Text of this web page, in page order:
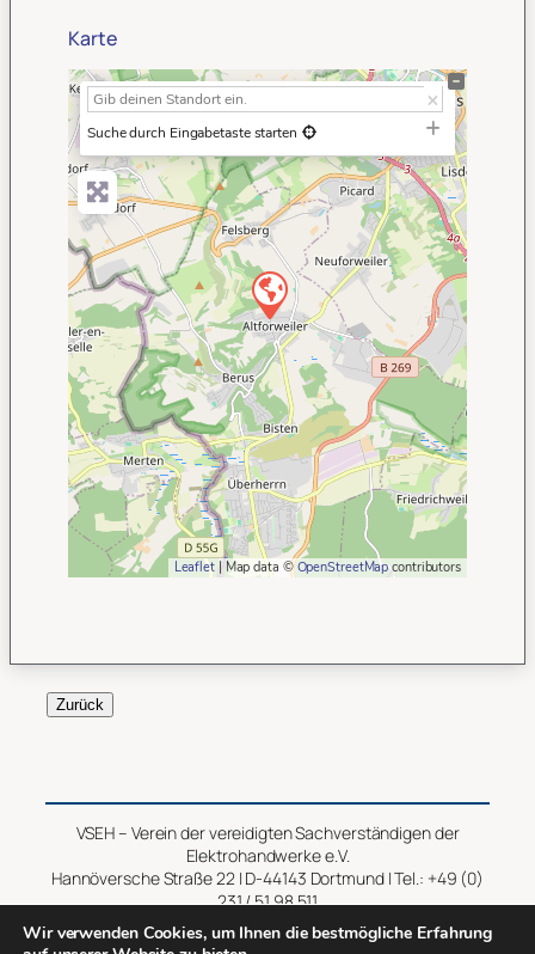
Karte
+
−
Suche durch Eingabetaste starten
Leaflet| Map data © OpenStreetMapcontributors
Zurück
VSEH – Verein der vereidigten Sachverständigen der
Elektrohandwerke e.V.
Hannöversche Straße 22 | D-44143 Dortmund | Tel.: +49 (0)
231 / 51 98 511
Impressum–Datenschutz
Wir verwenden Cookies, um Ihnen die bestmögliche Erfahrung